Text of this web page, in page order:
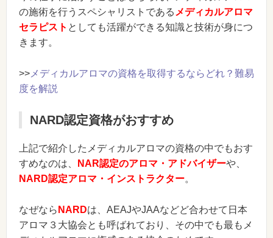
の施術を行うスペシャリストである メディカルアロマ
セラピスト としても活躍ができる知識と技術が身につ
きます。
>> メディカルアロマの資格を取得するならどれ？難易
度を解説
NARD認定資格がおすすめ
上記で紹介したメディカルアロマの資格の中でもおす
すめなのは、
NAR認定のアロマ・アドバイザーや、
NARD認定アロマ・インストラクター。
なぜなら NARDは、AEAJやJAAなどど合わせて日本
アロマ３大協会とも呼ばれており、その中でも最もメ